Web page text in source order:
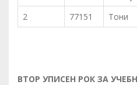
2
77151 Тони
ВТОР УПИСЕН РОК ЗА